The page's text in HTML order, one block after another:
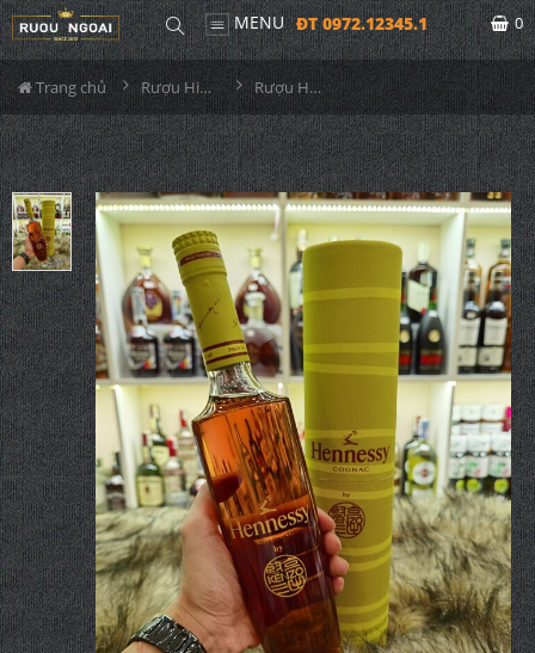
MENU ĐT 0972.12345.1 0
Trang chủ Rượu Hiếm - Cũ Rượu Hennessy Kenzo Yellow